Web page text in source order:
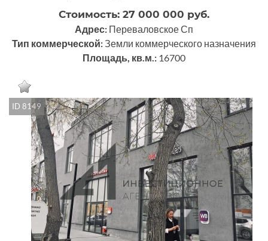
Стоимость: 27 000 000 руб.
Адрес: Переваловское Сп
Тип коммерческой:Земли коммерческого назначения
Площадь, кв.м.: 16700
ID 8149